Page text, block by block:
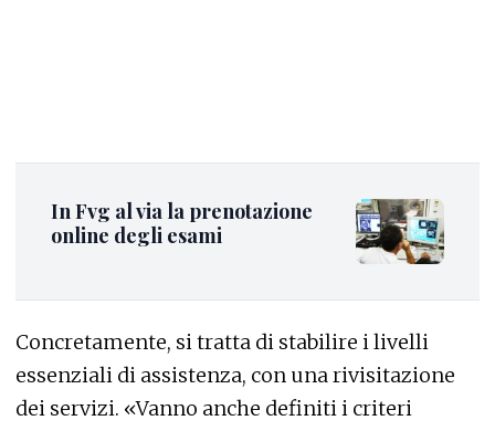
In Fvg al via la prenotazione
online degli esami
Concretamente, si tratta di stabilire i livelli
essenziali di assistenza, con una rivisitazione
dei servizi. «Vanno anche definiti i criteri